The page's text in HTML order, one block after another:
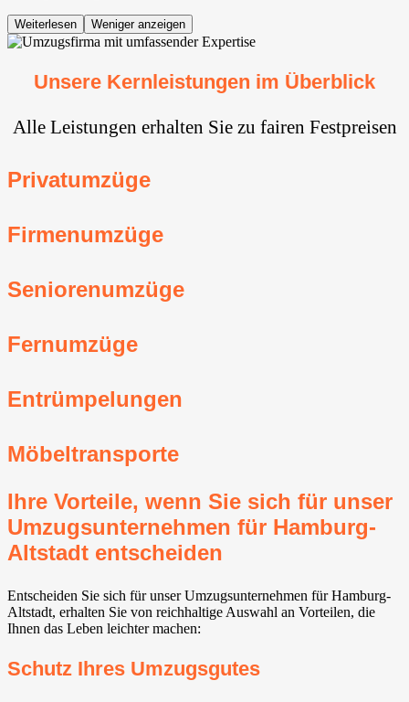
Weiterlesen Weniger anzeigen
Unsere Kernleistungen im Überblick
Alle Leistungen erhalten Sie zu fairen Festpreisen
Privatumzüge
Firmenumzüge
Seniorenumzüge
Fernumzüge
Entrümpelungen
Möbeltransporte
Ihre Vorteile, wenn Sie sich für unser
Umzugsunternehmen für Hamburg-
Altstadt entscheiden
Entscheiden Sie sich für unser Umzugsunternehmen für Hamburg-
Altstadt, erhalten Sie von reichhaltige Auswahl an Vorteilen, die
Ihnen das Leben leichter machen:
Schutz Ihres Umzugsgutes